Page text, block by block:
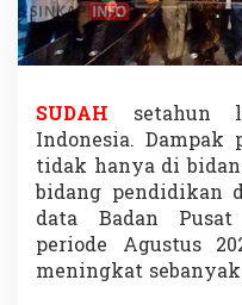
SUDAH setahun
Indonesia. Dampak
tidak hanya di
bidang pendidikan
data Badan
periode Agustus
meningkat